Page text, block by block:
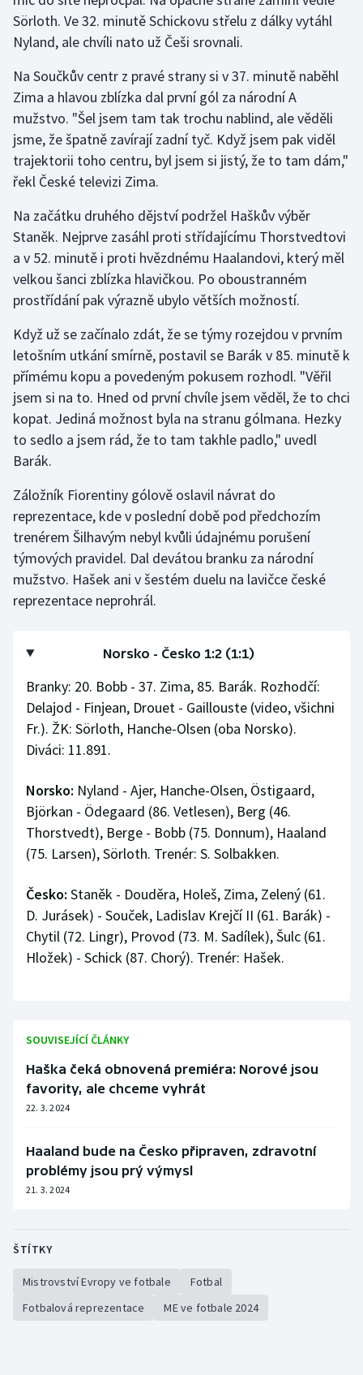
Sörloth. Ve 32. minutě Schickovu střelu z dálky vytáhl
Nyland, ale chvíli nato už Češi srovnali.
Na Součkův centr z pravé strany si v 37. minutě naběhl
Zima a hlavou zblízka dal první gól za národní A
mužstvo. "Šel jsem tam tak trochu nablind, ale věděli
jsme, že špatně zavírají zadní tyč. Když jsem pak viděl
trajektorii toho centru, byl jsem si jistý, že to tam dám,"
řekl České televizi Zima.
Na začátku druhého dějství podržel Haškův výběr
Staněk. Nejprve zasáhl proti střídajícímu Thorstvedtovi
a v 52. minutě i proti hvězdnému Haalandovi, který měl
velkou šanci zblízka hlavičkou. Po oboustranném
prostřídání pak výrazně ubylo větších možností.
Když už se začínalo zdát, že se týmy rozejdou v prvním
letošním utkání smírně, postavil se Barák v 85. minutě k
přímému kopu a povedeným pokusem rozhodl. "Věřil
jsem si na to. Hned od první chvíle jsem věděl, že to chci
kopat. Jediná možnost byla na stranu gólmana. Hezky
to sedlo a jsem rád, že to tam takhle padlo," uvedl
Barák.
Záložník Fiorentiny gólově oslavil návrat do
reprezentace, kde v poslední době pod předchozím
trenérem Šilhavým nebyl kvůli údajnému porušení
týmových pravidel. Dal devátou branku za národní
mužstvo. Hašek ani v šestém duelu na lavičce české
reprezentace neprohrál.
Norsko - Česko 1:2 (1:1)
Branky: 20. Bobb - 37. Zima, 85. Barák. Rozhodčí:
Delajod - Finjean, Drouet - Gaillouste (video, všichni
Fr.). ŽK: Sörloth, Hanche-Olsen (oba Norsko).
Diváci: 11.891.
Norsko: Nyland - Ajer, Hanche-Olsen, Östigaard,
Björkan - Ödegaard (86. Vetlesen), Berg (46.
Thorstvedt), Berge - Bobb (75. Donnum), Haaland
(75. Larsen), Sörloth. Trenér: S. Solbakken.
Česko: Staněk - Douděra, Holeš, Zima, Zelený (61.
D. Jurásek) - Souček, Ladislav Krejčí II (61. Barák) -
Chytil (72. Lingr), Provod (73. M. Sadílek), Šulc (61.
Hložek) - Schick (87. Chorý). Trenér: Hašek.
SOUVISEJÍCÍ ČLÁNKY
Haška čeká obnovená premiéra: Norové jsou
favority, ale chceme vyhrát
22. 3. 2024
Haaland bude na Česko připraven, zdravotní
problémy jsou prý výmysl
21. 3. 2024
ŠTÍTKY
Mistrovství Evropy ve fotbale
Fotbal
Fotbalová reprezentace
ME ve fotbale 2024